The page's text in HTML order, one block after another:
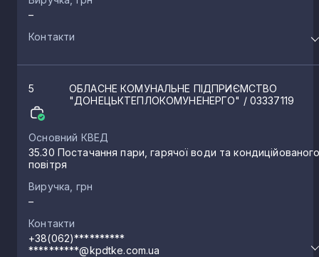
Красна Поляна 1
Єнакієве
Жданівка
Шахтарськ
–
Контакти
5
ОБЛАСНЕ КОМУНАЛЬНЕ ПІДПРИЄМСТВО
"ДОНЕЦЬКТЕПЛОКОМУНЕНЕРГО" / 03337119
Основний КВЕД
35.30 Постачання пари, гарячої води та
повітря
Виручка, грн
–
Контакти
+38(062)**********
**********@kpdtke.com.ua